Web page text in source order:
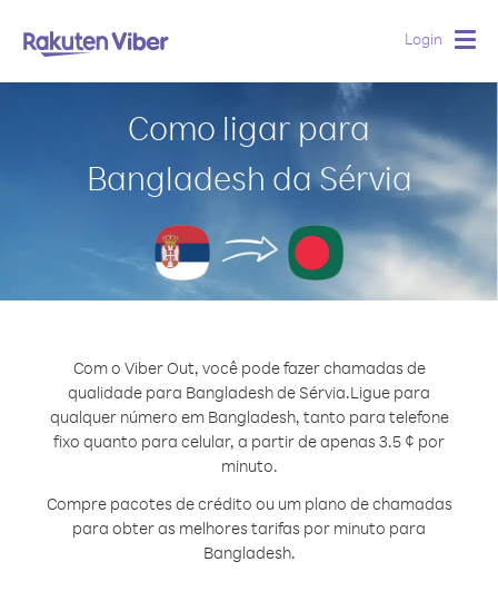
Login
Como ligar para
Bangladesh da Sérvia
Com o Viber Out, você pode fazer chamadas de
qualidade para Bangladesh de Sérvia.Ligue para
qualquer número em Bangladesh, tanto para telefone
fixo quanto para celular, a partir de apenas 3.5 ¢ por
minuto.
Compre pacotes de crédito ou um plano de chamadas
para obter as melhores tarifas por minuto para
Bangladesh.